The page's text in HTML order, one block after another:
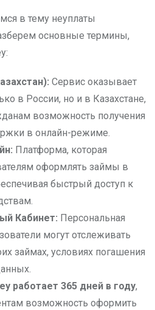
в тему неуплаты
основные термины,
Сервис оказывает
в России, но и в Казахстане,
возможность получения
в онлайн-режиме.
Платформа, которая
оформлять займы в
быстрый доступ к
Кабинет: Персональная
могут отслеживать
займах, условиях погашения
работает 365 дней в году,
возможность оформить